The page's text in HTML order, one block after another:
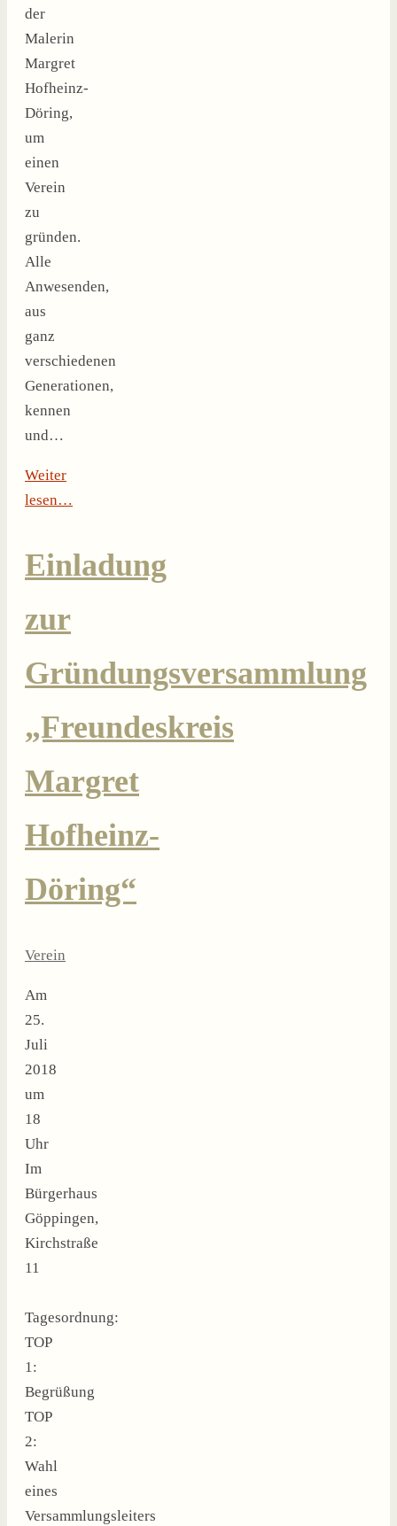
der
Malerin
Margret
Hofheinz-
Döring,
um
einen
Verein
zu
gründen.
Alle
Anwesenden,
aus
ganz
verschiedenen
Generationen,
kennen
und…
Weiter
lesen…
Einladung
zur
Gründungsversammlung
„Freundeskreis
Margret
Hofheinz-
Döring“
Verein
Am
25.
Juli
2018
um
18
Uhr
Im
Bürgerhaus
Göppingen,
Kirchstraße
11
Tagesordnung:
TOP
1:
Begrüßung
TOP
2:
Wahl
eines
Versammlungsleiters